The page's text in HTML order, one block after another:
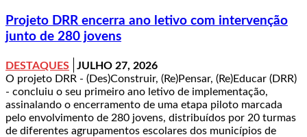
Projeto DRR encerra ano letivo com intervenção
junto de 280 jovens
DESTAQUES
JULHO 27, 2026
O projeto DRR - (Des)Construir, (Re)Pensar, (Re)Educar (DRR)
- concluiu o seu primeiro ano letivo de implementação,
assinalando o encerramento de uma etapa piloto marcada
pelo envolvimento de 280 jovens, distribuídos por 20 turmas
de diferentes agrupamentos escolares dos municípios de